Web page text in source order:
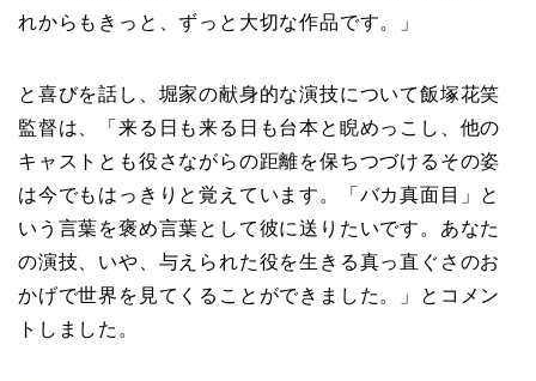
れからもきっと、ずっと大切な作品です。」
と喜びを話し、堀家の献身的な演技について飯塚花笑
監督は、「来る日も来る日も台本と睨めっこし、他の
キャストとも役さながらの距離を保ちつづけるその姿
は今でもはっきりと覚えています。「バカ真面目」と
いう言葉を褒め言葉として彼に送りたいです。あなた
の演技、いや、与えられた役を生きる真っ直ぐさのお
かげで世界を見てくることができました。」とコメン
トしました。